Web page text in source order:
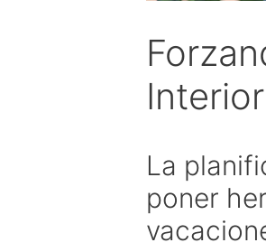
Interior
La
poner